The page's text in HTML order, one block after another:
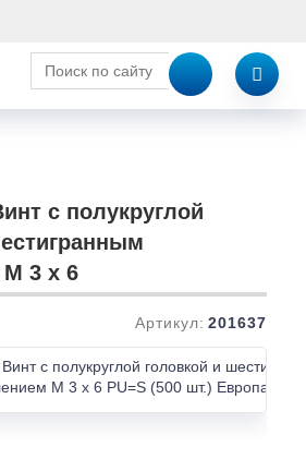
с полукруглой
3 x 6
Артикул: 201637